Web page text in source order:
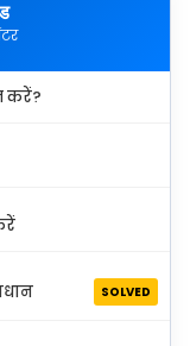
करें?
SOLVED